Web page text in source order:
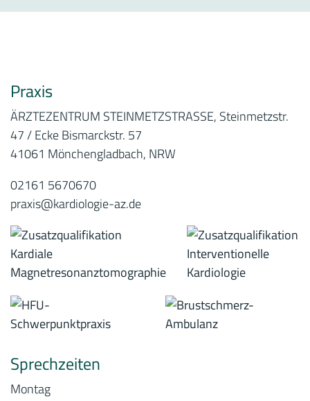
Praxis
ÄRZTEZENTRUM STEINMETZSTRASSE, Steinmetzstr.
47 / Ecke Bismarckstr. 57
41061 Mönchengladbach, NRW
02161 5670670
praxis@kardiologie-az.de
Sprechzeiten
Montag